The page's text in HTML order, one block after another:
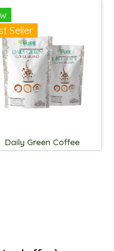
Seller
Daily Green Coffee